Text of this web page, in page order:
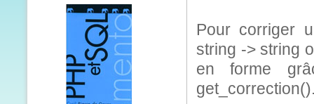
Pour corriger
string -> string
en forme